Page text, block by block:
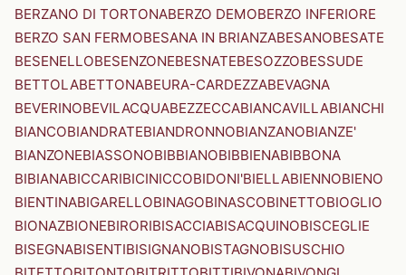
BERZANO DI TORTONABERZO DEMOBERZO INFERIORE
BERZO SAN FERMOBESANA IN BRIANZABESANOBESATE
BESENELLOBESENZONEBESNATEBESOZZOBESSUDE
BETTOLABETTONABEURA-CARDEZZABEVAGNA
BEVERINOBEVILACQUABEZZECCABIANCAVILLABIANCHI
BIANCOBIANDRATEBIANDRONNOBIANZANOBIANZE'
BIANZONEBIASSONOBIBBIANOBIBBIENABIBBONA
BIBIANABICCARIBICINICCOBIDONI'BIELLABIENNOBIENO
BIENTINABIGARELLOBINAGOBINASCOBINETTOBIOGLIO
BIONAZBIONEBIRORIBISACCIABISACQUINOBISCEGLIE
BISEGNABISENTIBISIGNANOBISTAGNOBISUSCHIO